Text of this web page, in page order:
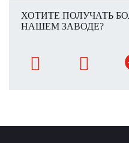
ХОТИТЕ ПОЛУЧАТЬ
НАШЕМ ЗАВОДЕ?